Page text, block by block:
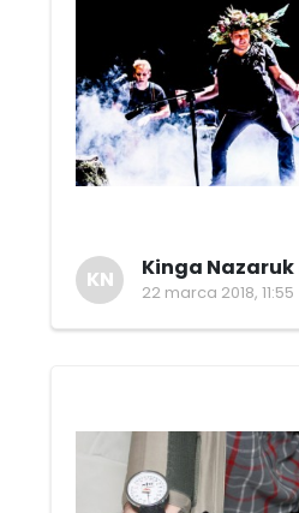
KN Kinga Nazaruk
22 marca 2018, 11:55